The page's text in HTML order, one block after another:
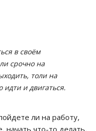
в своём
срочно на
толи на
идти и двигаться.
ли на работу,
начать что-то делать,